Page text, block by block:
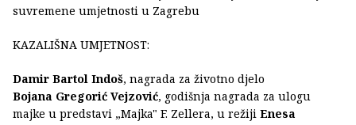
suvremene umjetnosti u Zagrebu
KAZALIŠNA UMJETNOST:
Damir Bartol Indoš, nagrada za životno djelo
Bojana Gregorić Vejzović, godišnja nagrada za ulogu
majke u predstavi „Majka" F. Zellera, u režiji Enesa